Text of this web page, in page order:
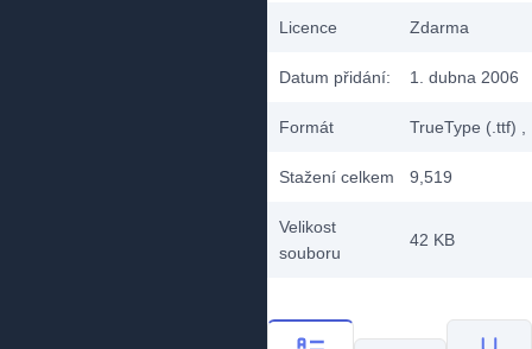
Licence
Zdarma
Datum přidání: 1. dubna 2006
Formát TrueType (.ttf)
Stažení celkem 9,519
Velikost
souboru
42 KB